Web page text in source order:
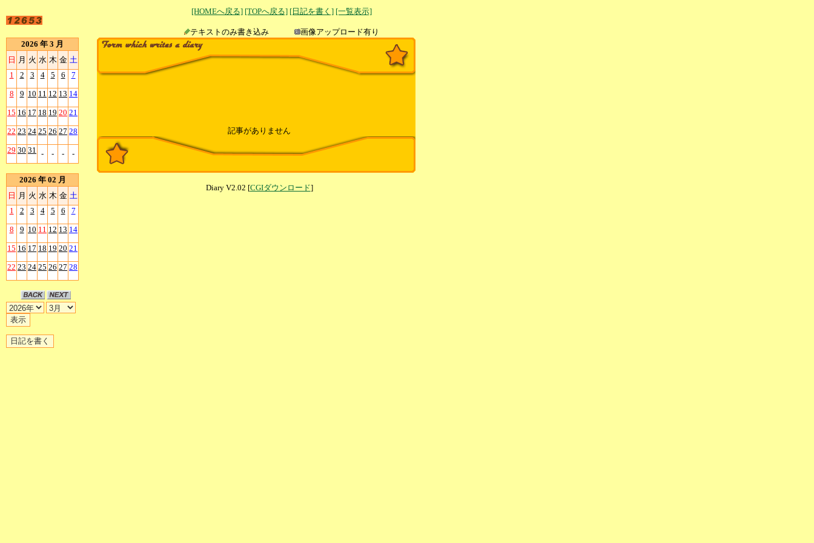
[HOMEへ戻る] [TOPへ戻る] [日記を書く] [一覧表示]
テキストのみ書き込み
画像アップロード有り
2026 年 3 月
日 月 火 水 木 金 土
1
2 3 4 5 6 7
8 9 10 11 12 13 14
15 16 17 18 19 20 21
22 23 24 25 26 27 28
29 30 31 - - - -
2026 年 02 月
日 月 火 水 木 金 土
1
2 3 4 5 6 7
8 9 10 11 12 13 14
15 16 17 18 19 20 21
22 23 24 25 26 27 28
記事がありません
Diary V2.02 [CGIダウンロード]